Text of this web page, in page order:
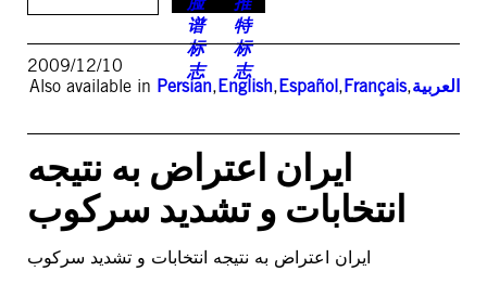
2009/12/10
Also available in Persian,English,Español,Français,العربية
ایران اعتراض به نتیجه
انتخابات و تشدید سرکوب
ایران اعتراض به نتیجه انتخابات و تشدید سرکوب